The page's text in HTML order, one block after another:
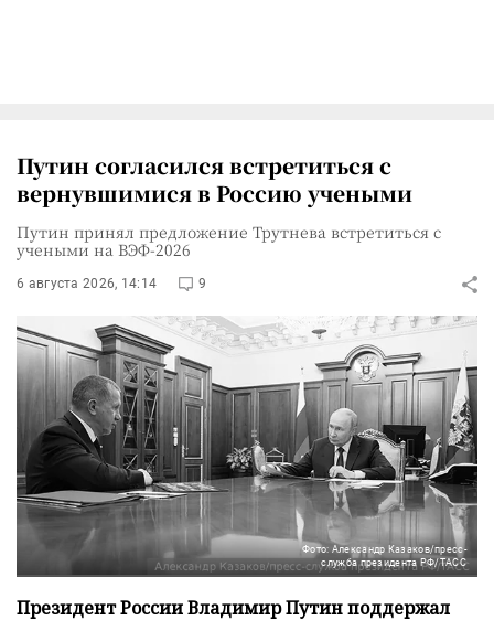
Путин согласился встретиться с
вернувшимися в Россию учеными
Путин принял предложение Трутнева встретиться с
учеными на ВЭФ-2026
6 августа 2026, 14:14 9
Фото: Александр Казаков/пресс-
служба президента РФ/ТАСС
Президент России Владимир Путин поддержал